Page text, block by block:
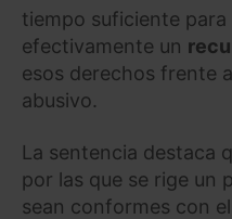
tiempo suficiente
efectivamente un
esos derechos frente
abusivo.
La sentencia destaca
por las que se rige un
sean conformes con